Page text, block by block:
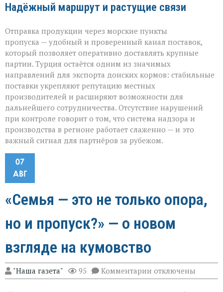
Надёжный маршрут и растущие связи
Отправка продукции через морские пункты
пропуска — удобный и проверенный канал поставок,
который позволяет оперативно доставлять крупные
партии. Турция остаётся одним из значимых
направлений для экспорта донских кормов: стабильные
поставки укрепляют репутацию местных
производителей и расширяют возможности для
дальнейшего сотрудничества. Отсутствие нарушений
при контроле говорит о том, что система надзора и
производства в регионе работает слаженно — и это
важный сигнал для партнёров за рубежом.
07
АВГ
«Семья — это не только опора,
но и пропуск?» — о новом
взгляде на кумовство
"Наша газета" 95 Комментарии к
записи
отключены